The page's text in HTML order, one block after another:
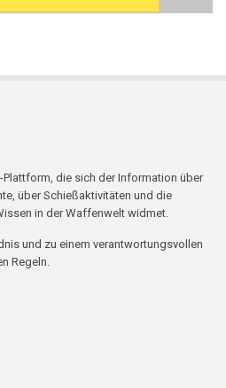
Plattform, die sich der Information über
über Schießaktivitäten und die
in der Waffenwelt widmet.
und zu einem verantwortungsvollen
Regeln.